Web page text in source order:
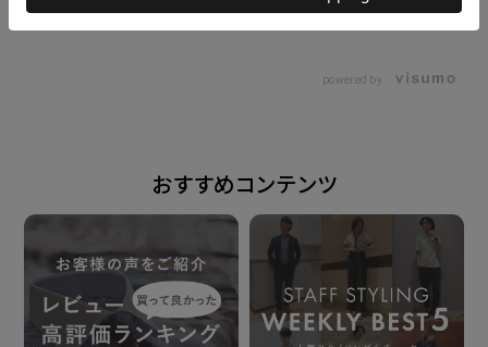
原産国
洗濯時には 表面がざらついたものとの引掛け にご注意
の上お取り扱い下さい。
汗や雨などで濡れた状態や強い摩擦 等で、他の製品に
色移りする場合が ございます。ご注意ください。
LL
163cm M
161cm
powered by
おすすめコンテンツ